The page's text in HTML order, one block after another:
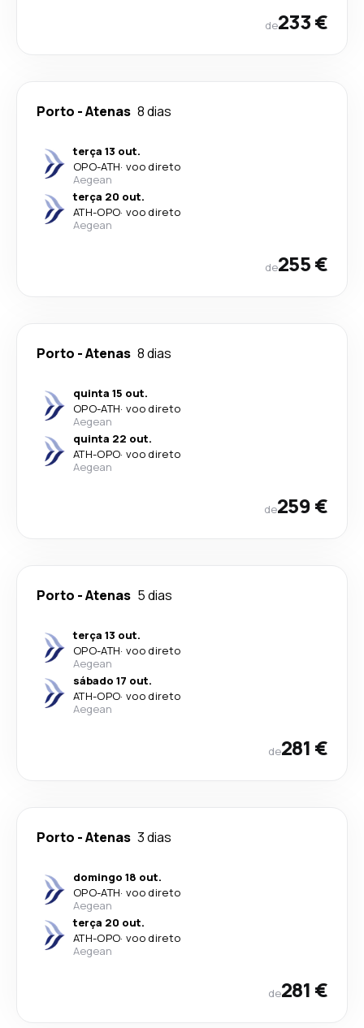
de233 €
Porto -Atenas 8 dias
terça 13 out.
OPO-ATH· voo direto
Aegean
terça 20 out.
ATH-OPO· voo direto
Aegean
de255 €
Porto -Atenas 8 dias
quinta 15 out.
OPO-ATH· voo direto
Aegean
quinta 22 out.
ATH-OPO· voo direto
Aegean
de259 €
Porto -Atenas 5 dias
terça 13 out.
OPO-ATH· voo direto
Aegean
sábado 17 out.
ATH-OPO· voo direto
Aegean
de281 €
Porto -Atenas 3 dias
domingo 18 out.
OPO-ATH· voo direto
Aegean
terça 20 out.
ATH-OPO· voo direto
Aegean
de281 €